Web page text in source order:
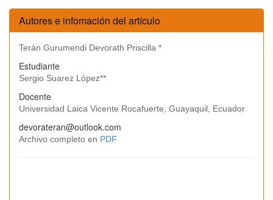
Autores e infomación del artículo
Terán Gurumendi Devorath Priscilla *
Estudiante
Sergio Suarez López**
Docente
Universidad Laica Vicente Rocafuerte, Guayaquil, Ecuador
devorateran@outlook.com
Archivo completo en PDF